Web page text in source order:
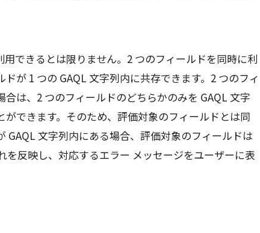
できるとは限りません。2 つのフィールドを同時に利
が 1 つの GAQL 文字列内に共存できます。2 つのフィ
は、2 つのフィールドのどちらかのみを GAQL 文字
できます。そのため、評価対象のフィールドとは同
GAQL 文字列内にある場合、評価対象のフィールドは
を反映し、対応するエラー メッセージをユーザーに表